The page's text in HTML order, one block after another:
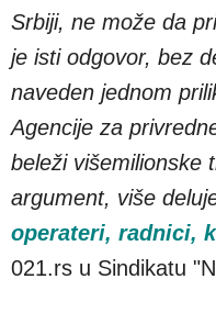
Srbiji, ne može da
je isti odgovor, bez
naveden jednom
Agencije za
beleži višemilionske
argument, više
operateri, radnici,
021.rs u Sindikatu